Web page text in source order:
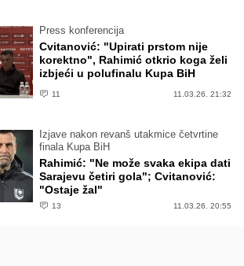
Press konferencija
Cvitanović: "Upirati prstom nije
korektno", Rahimić otkrio koga želi
izbjeći u polufinalu Kupa BiH
11 11.03.26. 21:32
Izjave nakon revanš utakmice četvrtine
finala Kupa BiH
Rahimić: "Ne može svaka ekipa dati
Sarajevu četiri gola"; Cvitanović:
"Ostaje žal"
13 11.03.26. 20:55